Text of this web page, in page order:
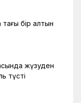
бір алтын
жүзуден
түсті